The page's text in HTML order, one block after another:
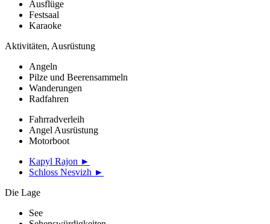
Ausflüge
Festsaal
Karaoke
Aktivitäten, Ausrüstung
Angeln
Pilze und Beerensammeln
Wanderungen
Radfahren
Fahrradverleih
Angel Ausrüstung
Motorboot
Kapyl Rajon ►
Schloss Nesvizh ►
Die Lage
See